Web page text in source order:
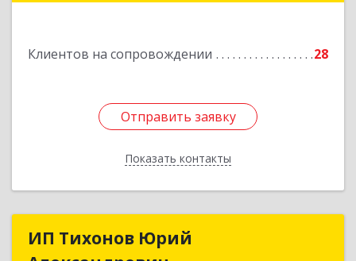
Клиентов на сопровождении 28
Отправить заявку
Показать контакты
Отправить заявку
Назад
ИП Тихонов ЮрийИП Тихонов Юрий